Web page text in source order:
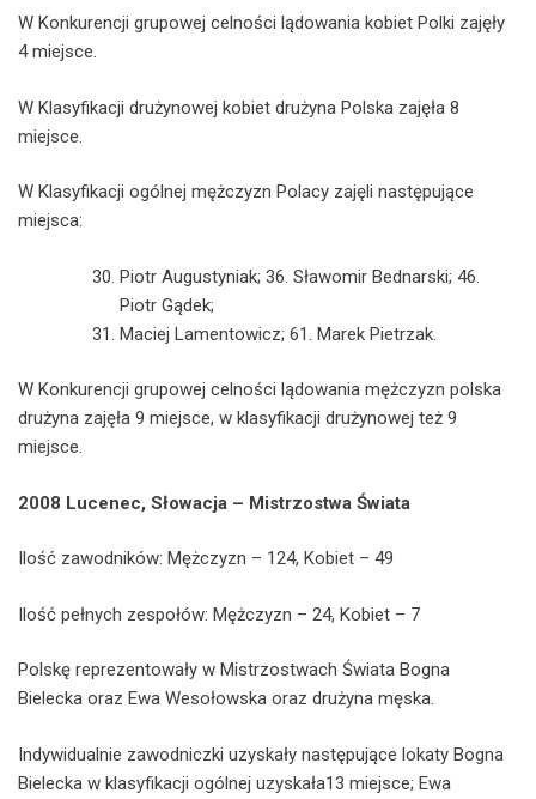
W Konkurencji grupowej celności lądowania kobiet Polki zajęły
4 miejsce.
W Klasyfikacji drużynowej kobiet drużyna Polska zajęła 8
miejsce.
W Klasyfikacji ogólnej mężczyzn Polacy zajęli następujące
miejsca:
Piotr Augustyniak; 36. Sławomir Bednarski; 46.
Piotr Gądek;
Maciej Lamentowicz; 61. Marek Pietrzak.
W Konkurencji grupowej celności lądowania mężczyzn polska
drużyna zajęła 9 miejsce, w klasyfikacji drużynowej też 9
miejsce.
2008 Lucenec, Słowacja – Mistrzostwa Świata
Ilość zawodników: Mężczyzn – 124, Kobiet – 49
Ilość pełnych zespołów: Mężczyzn – 24, Kobiet – 7
Polskę reprezentowały w Mistrzostwach Świata Bogna
Bielecka oraz Ewa Wesołowska oraz drużyna męska.
Indywidualnie zawodniczki uzyskały następujące lokaty Bogna
Bielecka w klasyfikacji ogólnej uzyskała13 miejsce; Ewa